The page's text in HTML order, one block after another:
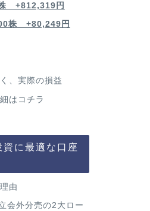
+812,319円
株 +80,249円
、実際の損益
は コチラ
に最適な口座
由
会外分売の2大ロー